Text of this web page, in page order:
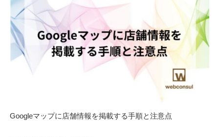
Googleマップに店舗情報を掲載する手順と注意点